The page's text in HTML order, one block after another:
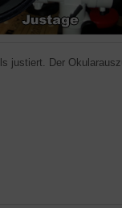
justiert. Der